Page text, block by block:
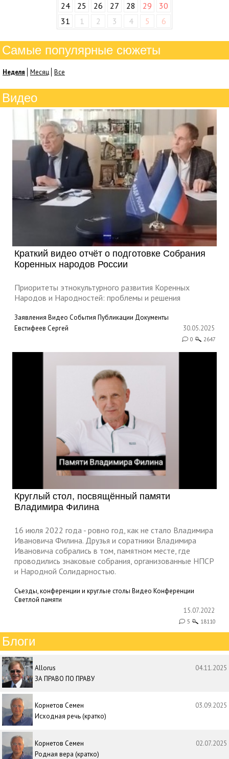
24
25 26 27 28 29
30
31
1 2 3 4 5 6
Самые популярные сюжеты
Неделя Месяц Все
Видео
Краткий видео отчёт о подготовке Собрания
Коренных народов России
Приоритеты этнокультурного развития Коренных
Народов и Народностей: проблемы и решения
Заявления Видео События Публикации Документы
Евстифеев Сергей
30.05.2025
0 2647
Круглый стол, посвящённый памяти
Владимира Филина
16 июля 2022 года - ровно год, как не стало Владимира
Ивановича Филина. Друзья и соратники Владимира
Ивановича собрались в том, памятном месте, где
проводились знаковые собрания, организованные НПСР
и Народной Солидарностью.
Съезды, конференции и круглые столы Видео Конференции
Светлой памяти
15.07.2022
5 18110
Блоги
Allorus
04.11.2025
ЗА ПРАВО ПО ПРАВУ
Корнетов Семен
03.09.2025
Исходная речь (кратко)
Корнетов Семен
02.07.2025
Родная вера (кратко)